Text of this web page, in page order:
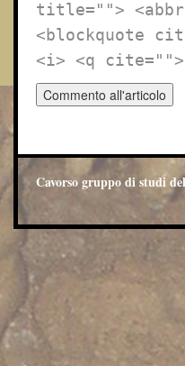
title="">
<blockquote
<i> <q
Cavorso gruppo di studi